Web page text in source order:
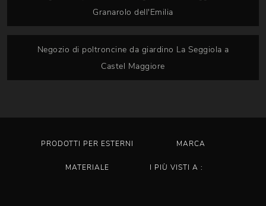
Granarolo dell'Emilia
Negozio di poltroncine da giardino La Seggiola a
Castel Maggiore
PRODOTTI PER ESTERNI MARCA
MATERIALE I PIÙ VISTI A :